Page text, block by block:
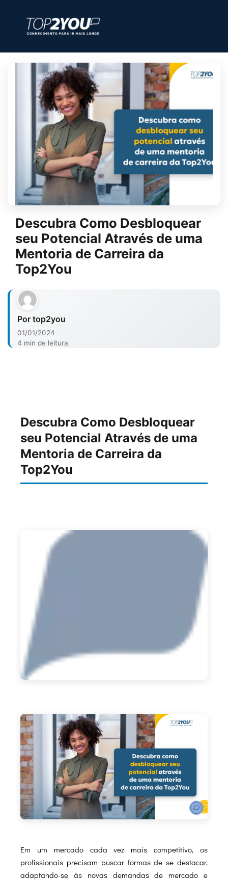
Descubra Como Desbloquear
seu Potencial Através de uma
Mentoria de Carreira da
Top2You
Por top2you
01/01/2024
4 min de leitura
Descubra Como Desbloquear
seu Potencial Através de uma
Mentoria de Carreira da
Top2You
Em um mercado cada vez mais competitivo, os
profissionais precisam buscar formas de se destacar,
adaptando-se às novas demandas de mercado e